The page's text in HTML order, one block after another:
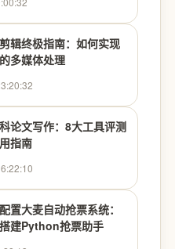
辑终极指南：如何实现
多媒体处理
论文写作：8大工具评测
指南
置大麦自动抢票系统：
建Python抢票助手